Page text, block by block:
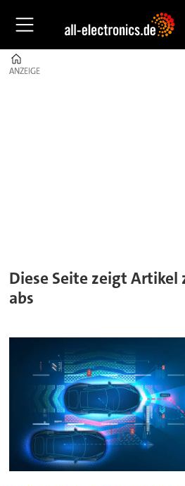
ANZEIGE
ANZEIGE
Diese Seite zeigt Artikel
abs